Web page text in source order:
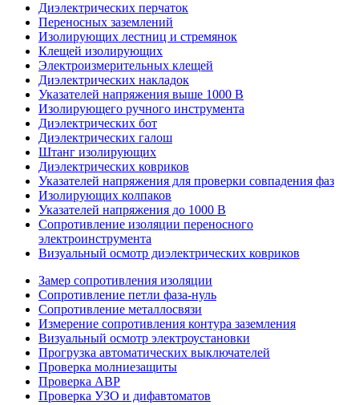
Диэлектрических перчаток
Переносных заземлений
Изолирующих лестниц и стремянок
Клещей изолирующих
Электроизмерительных клещей
Диэлектрических накладок
Указателей напряжения выше 1000 В
Изолирующего ручного инструмента
Диэлектрических бот
Диэлектрических галош
Штанг изолирующих
Диэлектрических ковриков
Указателей напряжения для проверки совпадения фаз
Изолирующих колпаков
Указателей напряжения до 1000 В
Сопротивление изоляции переносного
электроинструмента
Визуальный осмотр диэлектрических ковриков
Замер сопротивления изоляции
Сопротивление петли фаза-нуль
Сопротивление металлосвязи
Измерение сопротивления контура заземления
Визуальный осмотр электроустановки
Прогрузка автоматических выключателей
Проверка молниезащиты
Проверка АВР
Проверка УЗО и дифавтоматов